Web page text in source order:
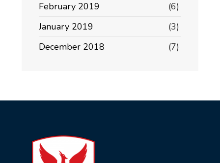
February 2019
(6)
January 2019
(3)
December 2018
(7)